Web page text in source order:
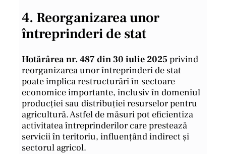
4. Reorganizarea unor
întreprinderi de stat
Hotărârea nr. 487 din 30 iulie 2025 privind
reorganizarea unor întreprinderi de stat
poate implica restructurări în sectoare
economice importante, inclusiv în domeniul
producției sau distribuției resurselor pentru
agricultură. Astfel de măsuri pot eficientiza
activitatea întreprinderilor care prestează
servicii în teritoriu, influențând indirect și
sectorul agricol.